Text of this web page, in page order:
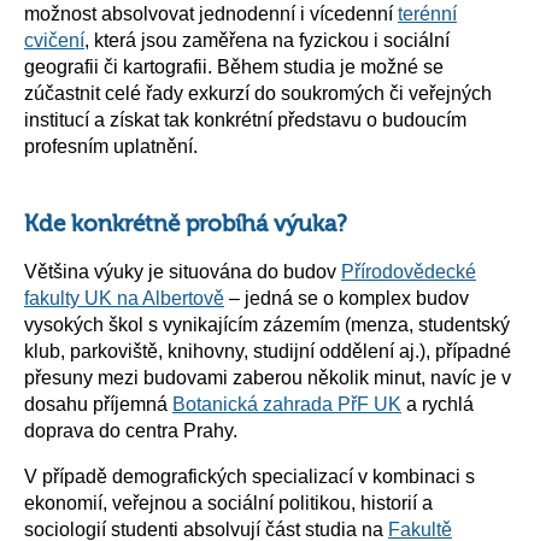
možnost absolvovat jednodenní i vícedenní terénní
cvičení, která jsou zaměřena na fyzickou i sociální
geografii či kartografii. Během studia je možné se
zúčastnit celé řady exkurzí do soukromých či veřejných
institucí a získat tak konkrétní představu o budoucím
profesním uplatnění.
Kde konkrétně probíhá výuka?
Většina výuky je situována do budov Přírodovědecké
fakulty UK na Albertově – jedná se o komplex budov
vysokých škol s vynikajícím zázemím (menza, studentský
klub, parkoviště, knihovny, studijní oddělení aj.), případné
přesuny mezi budovami zaberou několik minut, navíc je v
dosahu příjemná Botanická zahrada PřF UK a rychlá
doprava do centra Prahy.
V případě demografických specializací v kombinaci s
ekonomií, veřejnou a sociální politikou, historií a
sociologií studenti absolvují část studia na Fakultě